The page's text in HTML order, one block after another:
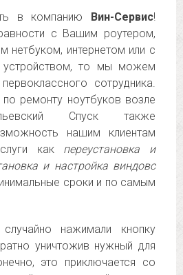
в компанию Вин-Сервис!
с Вашим роутером,
нетбуком, интернетом или с
то мы можем
сотрудника.
ремонту ноутбуков возле
Спуск также
нашим клиентам
как переустановка и
и настройка виндовс
сроки и по самым
нажимали кнопку
уничтожив нужный для
это приключается со